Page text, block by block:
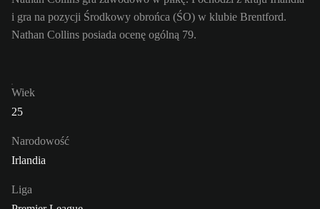
i gra na pozycji Środkowy obrońca (ŚO) w klubie Brentford.
Nathan Collins posiada ocenę ogólną 79.
Wiek
25
Narodowość
Irlandia
Liga